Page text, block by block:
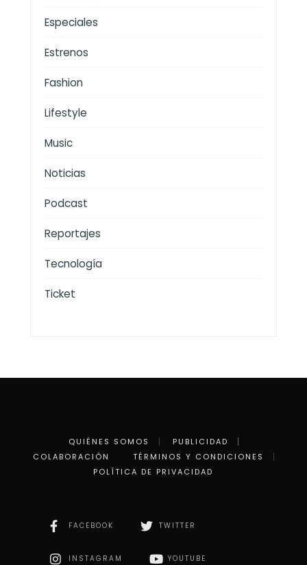
Especiales
Estrenos
Fashion
Lifestyle
Music
Noticias
Podcast
Reportajes
Tecnología
Ticket
QUIÉNES SOMOS
PUBLICIDAD
COLABORACIÓN
TÉRMINOS Y CONDICIONES
POLÍTICA DE PRIVACIDAD
FACEBOOK TWITTER
INSTAGRAM YOUTUBE